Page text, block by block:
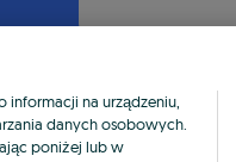
na urządzeniu,
danych osobowych.
poniżej lub w